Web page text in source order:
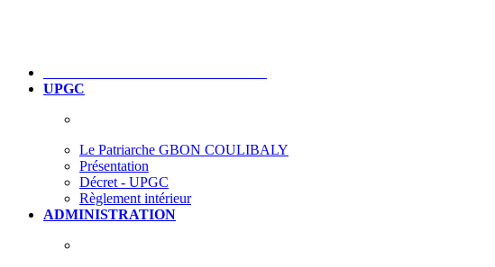
UPGC
Le Patriarche GBON COULIBALY
Présentation
Décret - UPGC
Règlement intérieur
ADMINISTRATION